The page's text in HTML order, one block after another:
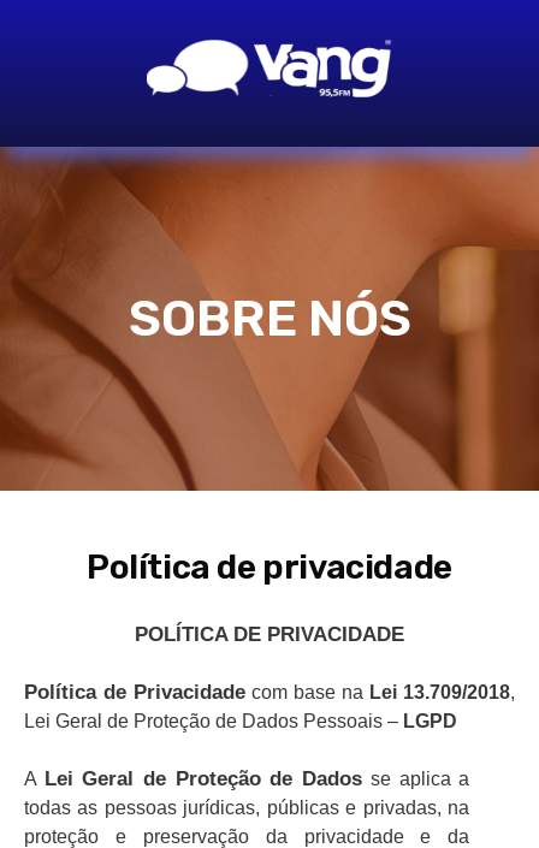
SOBRE NÓS
Política de privacidade
POLÍTICA DE PRIVACIDADE
Política de Privacidade com base na Lei 13.709/2018,
Lei Geral de Proteção de Dados Pessoais – LGPD
A Lei Geral de Proteção de Dados se aplica a
todas as pessoas jurídicas, públicas e privadas, na
proteção e preservação da privacidade e da